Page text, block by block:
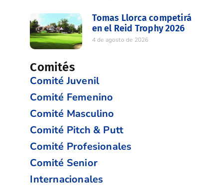
Tomas Llorca competirá
en el Reid Trophy 2026
4 de agosto de 2026
Comités
Comité Juvenil
Comité Femenino
Comité Masculino
Comité Pitch & Putt
Comité Profesionales
Comité Senior
Internacionales